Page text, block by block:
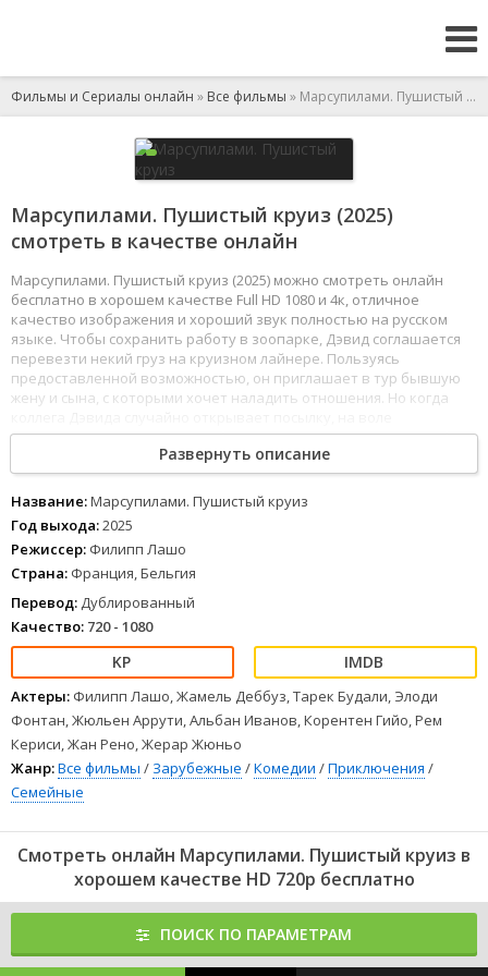
Фильмы и Сериалы онлайн » Все фильмы » Марсупилами. Пушистый круиз
Марсупилами. Пушистый круиз (2025)
смотреть в качестве онлайн
Марсупилами. Пушистый круиз (2025) можно смотреть онлайн
бесплатно в хорошем качестве Full HD 1080 и 4к, отличное
качество изображения и хороший звук полностью на русском
языке. Чтобы сохранить работу в зоопарке, Дэвид соглашается
перевезти некий груз на круизном лайнере. Пользуясь
предоставленной возможностью, он приглашает в тур бывшую
жену и сына, с которыми хочет наладить отношения. Но когда
оказывается очаровательный детеныш марсупилами - рыжий
пушистый зверек, за которым охотятся все браконьеры мира.
Ведь марсупилами не только любитель опасных проделок, но и
ключ к вечной молодости. Поездка тут же превращается
в полный хаос.
1 23 45 678
Развернуть описание
Название:Марсупилами. Пушистый круиз
Год выхода:2025
Режиссер: Филипп Лашо
Страна: Франция, Бельгия
Перевод: Дублированный
Качество: 720 - 1080
Актеры: Филипп Лашо, Жамель Деббуз, Тарек Будали, Элоди
Фонтан, Жюльен Аррути, Альбан Иванов, Корентен Гийо, Рем
Кериси, Жан Рено, Жерар Жюньо
Жанр:Все фильмы / Зарубежные /Комедии /Приключения /
Семейные
Смотреть онлайн Марсупилами. Пушистый круиз в
хорошем качестве HD 720p бесплатно
ПОИСК ПО ПАРАМЕТРАМ